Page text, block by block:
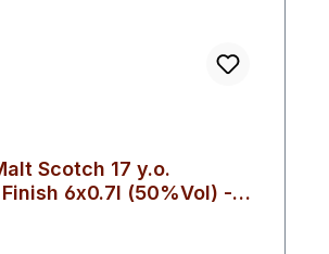
Scotch 17 y.o.
6x0.7l (50%Vol) -